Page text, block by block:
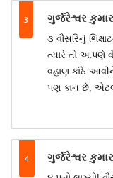
3 ગુર્જરેશ્વર
૩ વૌસરિનું
ત્યારે તો આપણે
વહાણ કાંઠે
પણ કાન છે,
4 ગુર્જરેશ્વર